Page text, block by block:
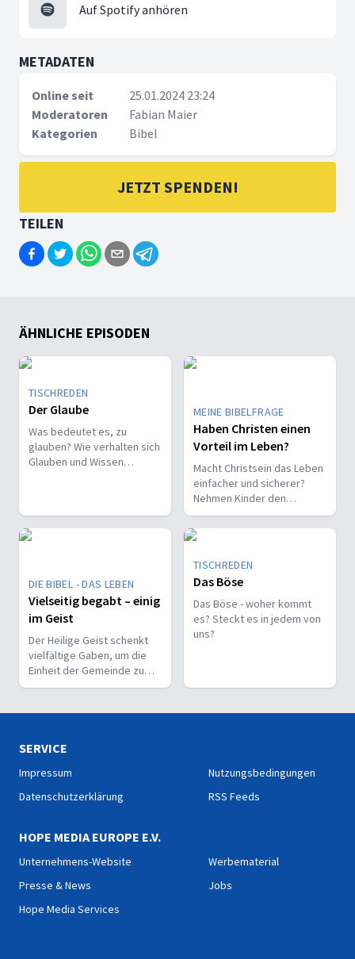
Auf Spotify anhören
METADATEN
Online seit
25.01.2024 23:24
Moderatoren
Fabian Maier
Kategorien
Bibel
JETZT SPENDEN!
TEILEN
ÄHNLICHE EPISODEN
TISCHREDEN
Der Glaube
Was bedeutet es, zu
glauben? Wie verhalten sich
Glauben und Wissen
MEINE BIBELFRAGE
Haben Christen einen
Vorteil im Leben?
Macht Christsein das Leben
einfacher und sicherer?
Nehmen Kinder den
Glauben leichter an als
Erwachsene?
DIE BIBEL - DAS LEBEN
Vielseitig begabt – einig
im Geist
Der Heilige Geist schenkt
vielfältige Gaben, um die
Einheit der Gemeinde zu
stärken und sie zu
Menschen zu bekennen.
TISCHREDEN
Das Böse
Das Böse - woher kommt
es? Steckt es in jedem von
uns?
SERVICE
Impressum
Datenschutzerklärung
Nutzungsbedingungen
RSS Feeds
HOPE MEDIA EUROPE E.V.
Unternehmens-Website
Presse & News
Hope Media Services
Werbematerial
Jobs